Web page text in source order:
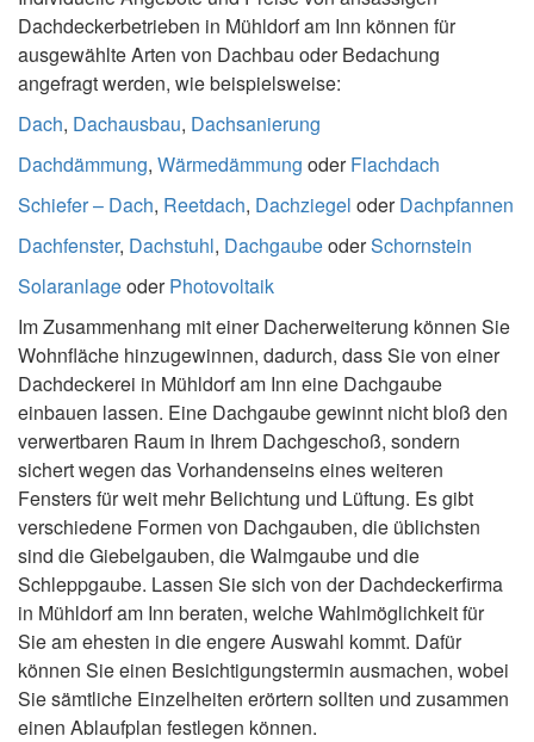
Dachdeckerbetrieben in Mühldorf am Inn können für
ausgewählte Arten von Dachbau oder Bedachung
angefragt werden, wie beispielsweise:
Dach, Dachausbau, Dachsanierung
Dachdämmung, Wärmedämmung oderFlachdach
Schiefer – Dach, Reetdach, Dachziegel oderDachpfannen
Dachfenster, Dachstuhl, DachgaubeoderSchornstein
SolaranlageoderPhotovoltaik
Im Zusammenhang mit einer Dacherweiterung können Sie
Wohnfläche hinzugewinnen, dadurch, dass Sie von einer
Dachdeckerei in Mühldorf am Inn eine Dachgaube
einbauen lassen. Eine Dachgaube gewinnt nicht bloß den
verwertbaren Raum in Ihrem Dachgeschoß, sondern
sichert wegen das Vorhandenseins eines weiteren
Fensters für weit mehr Belichtung und Lüftung. Es gibt
verschiedene Formen von Dachgauben, die üblichsten
sind die Giebelgauben, die Walmgaube und die
Schleppgaube. Lassen Sie sich von der Dachdeckerfirma
in Mühldorf am Inn beraten, welche Wahlmöglichkeit für
Sie am ehesten in die engere Auswahl kommt. Dafür
können Sie einen Besichtigungstermin ausmachen, wobei
Sie sämtliche Einzelheiten erörtern sollten und zusammen
einen Ablaufplan festlegen können.